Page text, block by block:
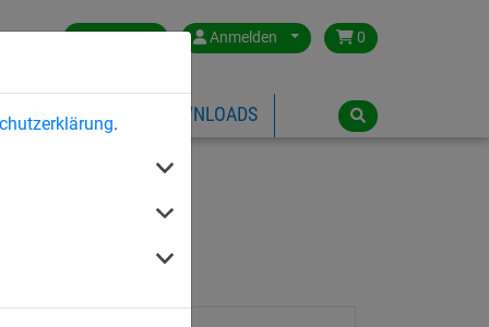
.
Germany Anmelden 0
ÜBER HUCK DOWNLOADS
stark